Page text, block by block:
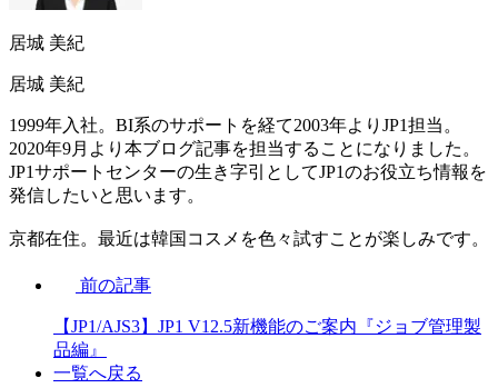
居城 美紀
居城 美紀
1999年入社。BI系のサポートを経て2003年よりJP1担当。
2020年9月より本ブログ記事を担当することになりました。
JP1サポートセンターの生き字引としてJP1のお役立ち情報を
発信したいと思います。
京都在住。最近は韓国コスメを色々試すことが楽しみです。
前の記事
【JP1/AJS3】JP1 V12.5新機能のご案内『ジョブ管理製
品編』
一覧へ戻る